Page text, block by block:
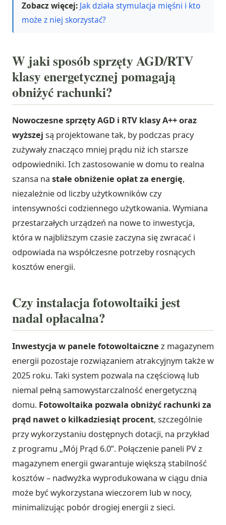
Zobacz więcej: Jak działa stymulacja mięśni i kto
może z niej skorzystać?
W jaki sposób sprzęty AGD/RTV
klasy energetycznej pomagają
obniżyć rachunki?
Nowoczesne sprzęty AGD i RTV klasy A++ oraz
wyższej są projektowane tak, by podczas pracy
zużywały znacząco mniej prądu niż ich starsze
odpowiedniki. Ich zastosowanie w domu to realna
szansa na stałe obniżenie opłat za energię,
niezależnie od liczby użytkowników czy
intensywności codziennego użytkowania. Wymiana
przestarzałych urządzeń na nowe to inwestycja,
która w najbliższym czasie zaczyna się zwracać i
odpowiada na współczesne potrzeby rosnących
kosztów energii.
Czy instalacja fotowoltaiki jest
nadal opłacalna?
Inwestycja w panele fotowoltaiczne z magazynem
energii pozostaje rozwiązaniem atrakcyjnym także w
2025 roku. Taki system pozwala na częściową lub
niemal pełną samowystarczalność energetyczną
domu. Fotowoltaika pozwala obniżyć rachunki za
prąd nawet o kilkadziesiąt procent, szczególnie
przy wykorzystaniu dostępnych dotacji, na przykład
z programu „Mój Prąd 6.0”. Połączenie paneli PV z
magazynem energii gwarantuje większą stabilność
kosztów – nadwyżka wyprodukowana w ciągu dnia
może być wykorzystana wieczorem lub w nocy,
minimalizując pobór drogiej energii z sieci.